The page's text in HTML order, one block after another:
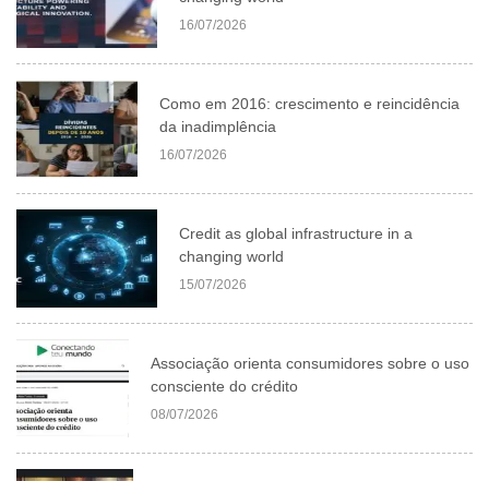
16/07/2026
Como em 2016: crescimento e reincidência
da inadimplência
16/07/2026
Credit as global infrastructure in a
changing world
15/07/2026
Associação orienta consumidores sobre o uso
consciente do crédito
08/07/2026